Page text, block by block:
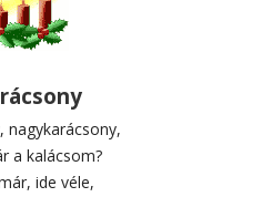
nagykarácsony,
a kalácsom?
ide véle,